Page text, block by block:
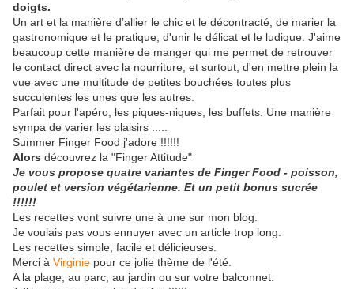
doigts.
Un art et la manière d’allier le chic et le décontracté, de marier la
gastronomique et le pratique, d'unir le délicat et le ludique. J'aime
beaucoup cette manière de manger qui me permet de retrouver
le contact direct avec la nourriture, et surtout, d'en mettre plein la
vue avec une multitude de petites bouchées toutes plus
succulentes les unes que les autres.
Parfait pour l'apéro, les piques-niques, les buffets. Une manière
sympa de varier les plaisirs .....
Summer Finger Food j'adore !!!!!!
Alors découvrez la "Finger Attitude"
Je vous propose quatre variantes de Finger Food - poisson,
poulet et version végétarienne. Et un petit bonus sucrée
!!!!!!
Les recettes vont suivre une à une sur mon blog.
Je voulais pas vous ennuyer avec un article trop long.
Les recettes simple, facile et délicieuses.
Merci à Virginie pour ce jolie thème de l'été.
A la plage, au parc, au jardin ou sur votre balconnet.